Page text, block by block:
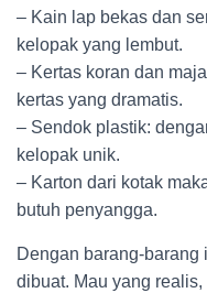
– Kain lap bekas dan
kelopak yang lembut.
– Kertas koran dan
kertas yang dramatis.
– Sendok plastik:
kelopak unik.
– Karton dari kotak
butuh penyangga.
Dengan barang-
dibuat. Mau yang